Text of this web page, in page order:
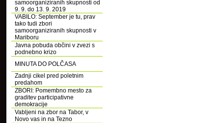
samoorganiziranih skupnosti od
9. 9. do 13. 9. 2019
VABILO: September je tu, prav
tako tudi zbori
samoorganiziranih skupnosti v
Mariboru
Javna pobuda občini v zvezi s
podnebno krizo
MINUTA DO POLČASA
Zadnji cikel pred poletnim
predahom
ZBORI: Pomembno mesto za
graditev participativne
demokracije
Vabljeni na zbor na Tabor, v
Novo vas in na Tezno